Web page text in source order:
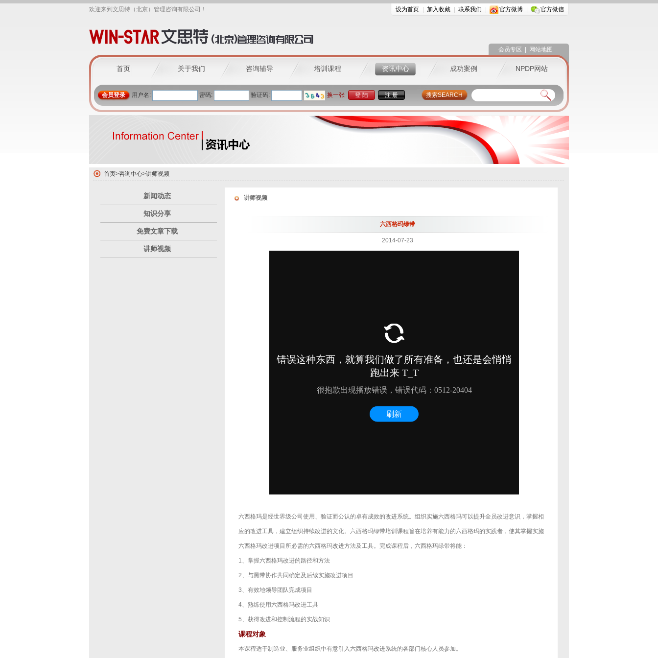
欢迎来到文思特（北京）管理咨询有限公司！ 设为首页 加入收藏 联系我们 官方微博 官方微信
会员专区 网站地图
首页 关于我们 咨询辅导 培训课程 资讯中心 成功案例 NPDP网站
会员登录 用户名: 密码: 验证码: 换一张 登 陆 注 册 搜索SEARCH
首页>咨询中心>讲师视频
新闻动态
知识分享
免费文章下载
讲师视频
讲师视频
六西格玛绿带
2014-07-23
六西格玛是经世界级公司使用、验证而公认的卓有成效的改进系统。组织实施六西格玛可以提升全员改进意识，掌握相
应的改进工具，建立组织持续改进的文化。六西格玛绿带培训课程旨在培养有能力的六西格玛的实践者，使其掌握实施
六西格玛改进项目所必需的六西格玛改进方法及工具。完成课程后，六西格玛绿带将能：
1、掌握六西格玛改进的路径和方法
2、与黑带协作共同确定及后续实施改进项目
3、有效地领导团队完成项目
4、熟练使用六西格玛改进工具
5、获得改进和控制流程的实战知识
课程对象
本课程适于制造业、服务业组织中有意引入六西格玛改进系统的各部门核心人员参加。